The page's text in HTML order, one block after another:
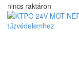
nincs raktáron